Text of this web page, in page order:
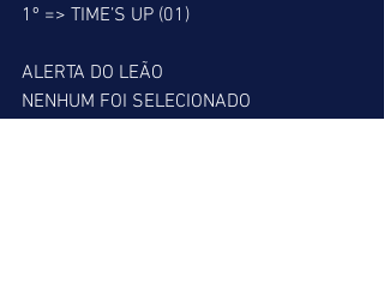
1º => TIME’S UP (01)
ALERTA DO LEÃO
NENHUM FOI SELECIONADO